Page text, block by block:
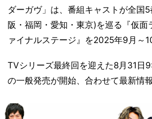
ダーガヴ」は、番組キャストが全国
阪・福岡・愛知・東京)を巡る『仮面
ァイナルステージ』を2025年9月～
TVシリーズ最終回を迎えた8月31日
の一般発売が開始、合わせて最新情